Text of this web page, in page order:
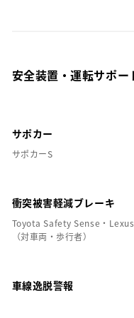
安全装置・運転サポー
サポカー
サポカーS
衝突被害軽減ブレーキ
Toyota Safety Sense・
（対車両・歩行者）
車線逸脱警報